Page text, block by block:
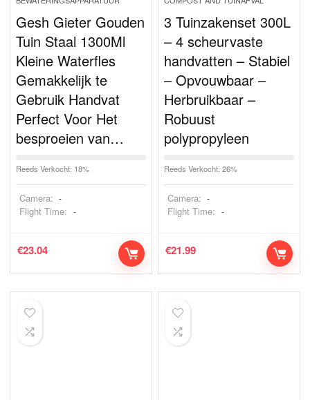
Gesh Gieter Gouden
Tuin Staal 1300Ml
Kleine Waterfles
Gemakkelijk te
Gebruik Handvat
Perfect Voor Het
besproeien van…
Reeds Verkocht: 18%
Camera: -
Flight Time: -
€23.04
3 Tuinzakenset 300L
– 4 scheurvaste
handvatten – Stabiel
– Opvouwbaar –
Herbruikbaar –
Robuust
polypropyleen
Reeds Verkocht: 26%
Camera: -
Flight Time: -
€21.99